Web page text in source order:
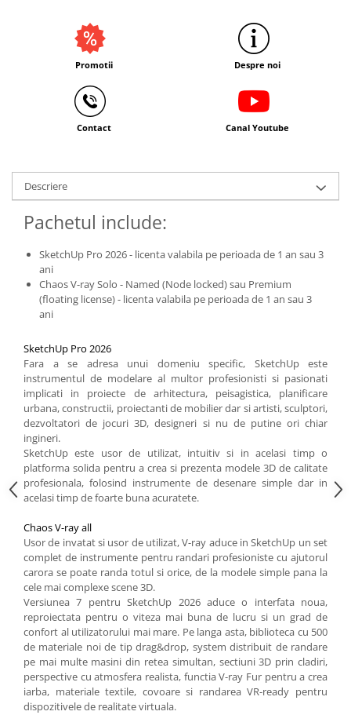
Promotii Despre noi
Contact Canal Youtube
Descriere
Pachetul include:
SketchUp Pro 2026 - licenta valabila pe perioada de 1 an sau 3
ani
Chaos V-ray Solo - Named (Node locked) sau Premium
(floating license) - licenta valabila pe perioada de 1 an sau 3
ani
SketchUp Pro 2026
Fara a se adresa unui domeniu specific, SketchUp este
instrumentul de modelare al multor profesionisti si pasionati
implicati in proiecte de arhitectura, peisagistica, planificare
urbana, constructii, proiectanti de mobilier dar si artisti, sculptori,
dezvoltatori de jocuri 3D, designeri si nu de putine ori chiar
ingineri.
SketchUp este usor de utilizat, intuitiv si in acelasi timp o
platforma solida pentru a crea si prezenta modele 3D de calitate
profesionala, folosind instrumente de desenare simple dar in
acelasi timp de foarte buna acuratete.
Chaos V-ray all
Usor de invatat si usor de utilizat, V-ray aduce in SketchUp un set
complet de instrumente pentru randari profesioniste cu ajutorul
carora se poate randa totul si orice, de la modele simple pana la
cele mai complexe scene 3D.
Versiunea 7 pentru SketchUp 2026 aduce o interfata noua,
reproiectata pentru o viteza mai buna de lucru si un grad de
confort al utilizatorului mai mare. Pe langa asta, biblioteca cu 500
de materiale noi de tip drag&drop, system distribuit de randare
pe mai multe masini din retea simultan, sectiuni 3D prin cladiri,
perspective cu atmosfera realista, functia V-ray Fur pentru a crea
iarba, materiale textile, covoare si randarea VR-ready pentru
dispozitivele de realitate virtuala.